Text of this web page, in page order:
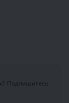
Подпишитесь